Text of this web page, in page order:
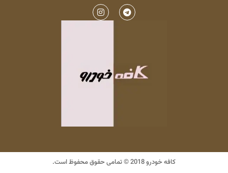
کافه خودرو 2018 © تمامی حقوق محفوظ است.